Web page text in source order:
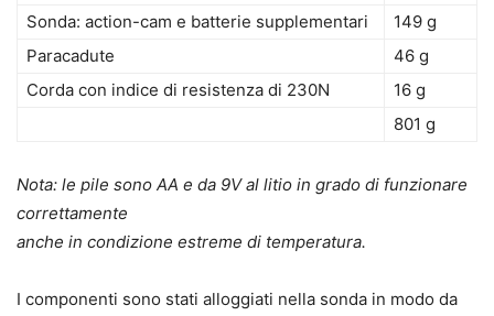
Sonda: action-cam e batterie supplementari
149 g
Paracadute
46 g
Corda con indice di resistenza di 230N
16 g
801 g
Nota: le pile sono AA e da 9V al litio in grado di funzionare
correttamente
anche in condizione estreme di temperatura.
I componenti sono stati alloggiati nella sonda in modo da